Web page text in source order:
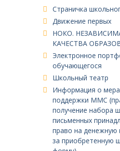
Страничка
Движение первых
НОКО.
КАЧЕСТВА
Электронное
обучающегося
Школьный театр
Информация о
поддержки ММС
получение набора
письменных
право на денежную
за приобретенную